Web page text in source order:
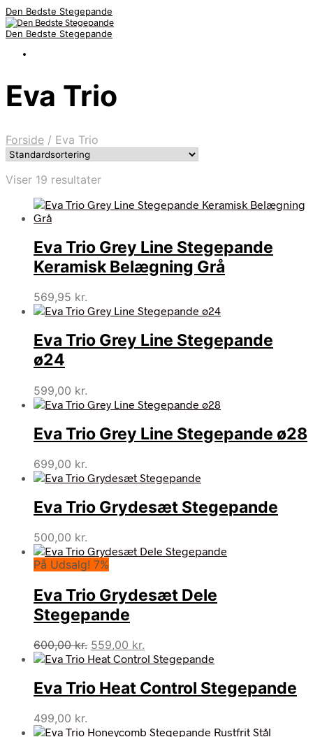
Den Bedste Stegepande
Den Bedste Stegepande
Eva Trio
Forside / Eva Trio
Viser 19 resultater
Eva Trio Grey Line Stegepande
Keramisk Belægning Grå
569,95 kr.
Eva Trio Grey Line Stegepande
ø24
599,00 kr.
Eva Trio Grey Line Stegepande ø28
699,00 kr.
Eva Trio Grydesæt Stegepande
500,00 kr.
På Udsalg! 7%
Eva Trio Grydesæt Dele
Stegepande
600,00kr. Den
oprindelige
var:
600,00 kr..
559,00 kr.
aktuelle
er:
559,00 kr..
Eva Trio Heat Control Stegepande
499,00 kr.